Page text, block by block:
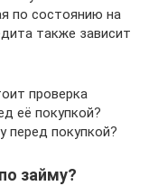
по состоянию на
также зависит
проверка
её покупкой?
перед покупкой?
займу?